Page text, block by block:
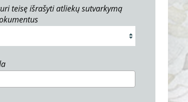
teisę išrašyti atliekų sutvarkymą